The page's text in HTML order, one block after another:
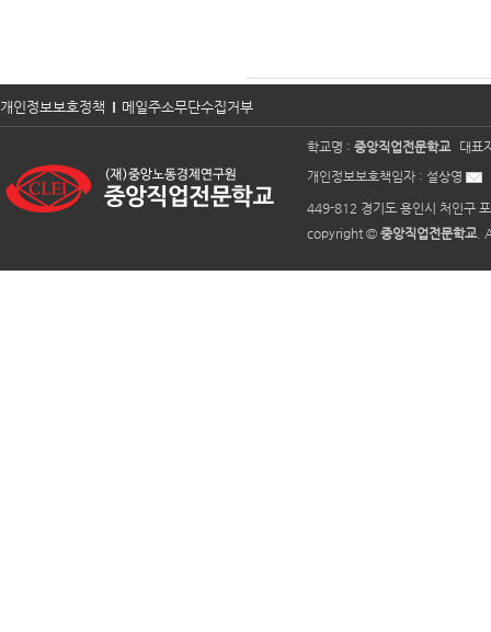
개인정보보호정책 메일주소무단수집거부
학교명 : 중앙직업전문학교
대표
개인정보보호책임자 : 설상영
449-812 경기도 용인시 처인구
copyright © 중앙직업전문학교.